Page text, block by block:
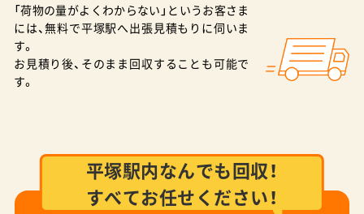
「荷物の量がよくわからない」というお客さま
には、無料で平塚駅へ出張見積もりに伺いま
す。
お見積り後、そのまま回収することも可能で
す。
平塚駅内なんでも回収！
すべてお任せください！